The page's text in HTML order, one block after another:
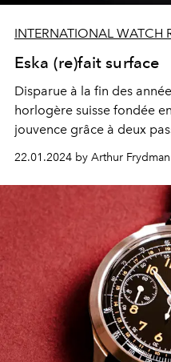
INTERNATIONAL WATCH
Eska (re)fait surface
Disparue à la fin des anné
horlogère suisse fondée
jouvence grâce à deux
relancent le mod
le
es 1960.
22.01.2024 by Arthur Frydman